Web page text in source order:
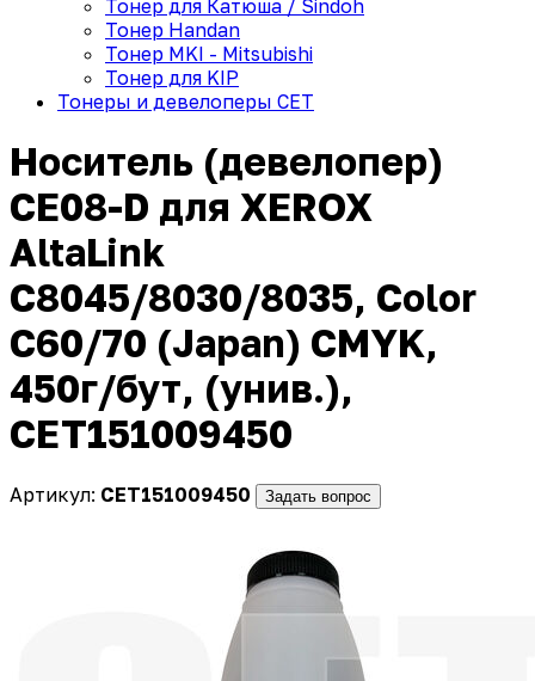
Тонер для Катюша / Sindoh
Тонер Handan
Тонер MKI - Mitsubishi
Тонер для KIP
Тонеры и девелоперы CET
Носитель (девелопер)
CE08-D для XEROX
AltaLink
C8045/8030/8035, Color
C60/70 (Japan) CMYK,
450г/бут, (унив.),
CET151009450
Артикул: CET151009450 Задать вопрос